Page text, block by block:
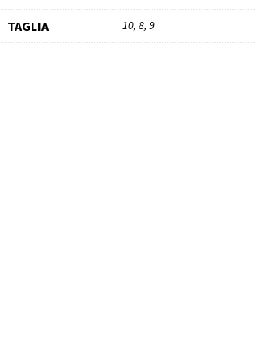
4X44e
quantity
TAGLIA 10, 8, 9